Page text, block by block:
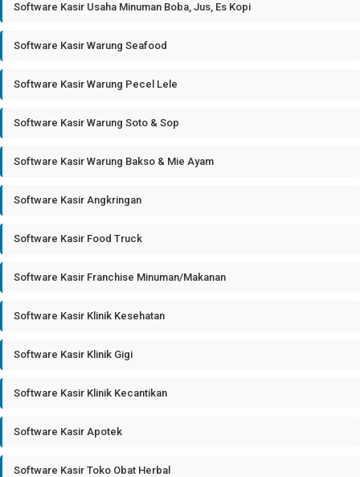
Software Kasir Usaha Minuman Boba, Jus, Es Kopi
Software Kasir Warung Seafood
Software Kasir Warung Pecel Lele
Software Kasir Warung Soto & Sop
Software Kasir Warung Bakso & Mie Ayam
Software Kasir Angkringan
Software Kasir Food Truck
Software Kasir Franchise Minuman/Makanan
Software Kasir Klinik Kesehatan
Software Kasir Klinik Gigi
Software Kasir Klinik Kecantikan
Software Kasir Apotek
Software Kasir Toko Obat Herbal